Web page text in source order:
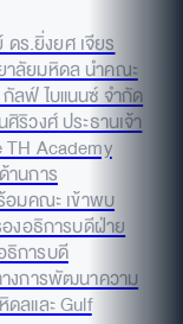
ดร.ยิ่งยศ เจียร
ลัยมหิดล นำคณะ
ลฟ์ ไบแนนซ์ จำกัด
ริวงศ์ ประธานเจ้า
Academy
านการ
มคณะ เข้าพบ
งอธิการบดีฝ่าย
การบดี
งการพัฒนาความ
ลและ Gulf